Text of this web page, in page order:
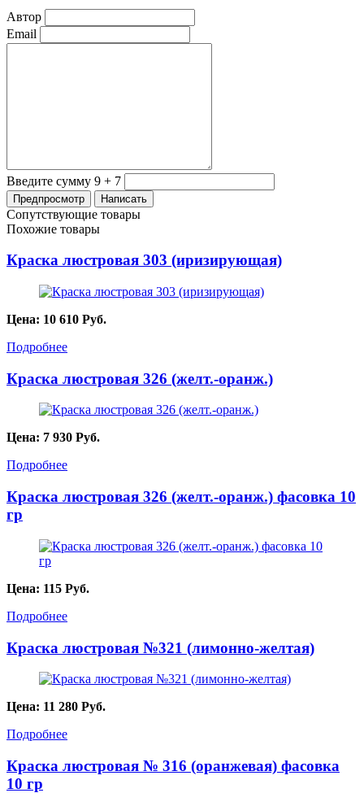
Автор
Email
Введите сумму 9 + 7
Сопутствующие товары
Похожие товары
Краска люстровая 303 (иризирующая)
Цена: 10 610 Руб.
Подробнее
Краска люстровая 326 (желт.-оранж.)
Цена: 7 930 Руб.
Подробнее
Краска люстровая 326 (желт.-оранж.) фасовка 10
гр
Цена: 115 Руб.
Подробнее
Краска люстровая №321 (лимонно-желтая)
Цена: 11 280 Руб.
Подробнее
Краска люстровая № 316 (оранжевая) фасовка
10 гр